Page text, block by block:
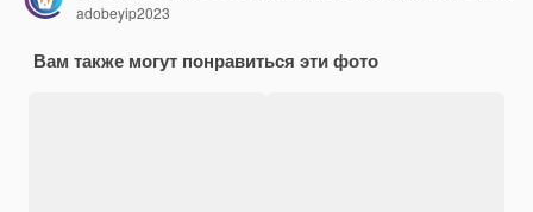
adobeyip2023
Вам также могут понравиться эти фото